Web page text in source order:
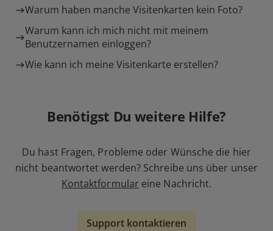
Warum haben manche Visitenkarten kein Foto?
Warum kann ich mich nicht mit meinem
Benutzernamen einloggen?
Wie kann ich meine Visitenkarte erstellen?
Benötigst Du weitere Hilfe?
Du hast Fragen, Probleme oder Wünsche die hier
nicht beantwortet werden? Schreibe uns über unser
Kontaktformular eine Nachricht.
Support kontaktieren